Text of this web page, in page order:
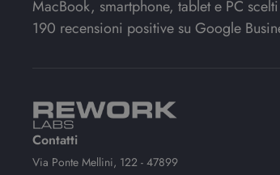
MacBook, smartphone, tablet e PC
190 recensioni positive su Google
Contatti
Via Ponte Mellini, 122 - 47899